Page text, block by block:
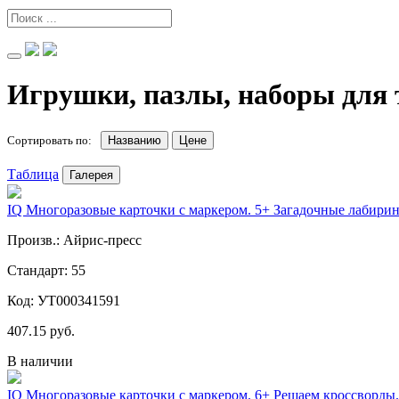
Игрушки, пазлы, наборы для
Сортировать по: Названию Цене
Таблица Галерея
IQ Многоразовые карточки с маркером. 5+ Загадочные
Произв.: Айрис-пресс
Стандарт: 55
Код: УТ000341591
407.15 руб.
В наличии
IQ Многоразовые карточки с маркером. 6+ Решаем кроссворды.